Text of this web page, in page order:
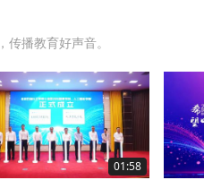
播教育好声音。
01:58